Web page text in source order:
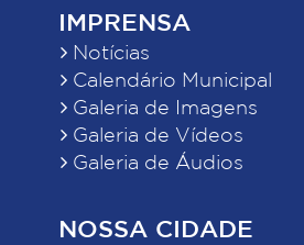
IMPRENSA
Notícias
Calendário Municipal
Galeria de Imagens
Galeria de Vídeos
Galeria de Áudios
NOSSA CIDADE